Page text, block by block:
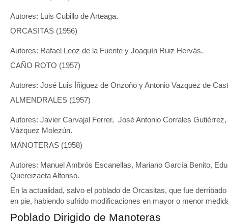
Autores: Luis Cubillo de Arteaga.
ORCASITAS (1956)
Autores: Rafael Leoz de la Fuente y Joaquín Ruiz Hervás.
CAÑO ROTO (1957)
Autores: José Luis Íñiguez de Onzoño y Antonio Vazquez de
ALMENDRALES (1957)
Autores: Javier Carvajal Ferrer, José Antonio Corrales
Vázquez Molezún.
MANOTERAS (1958)
Autores: Manuel Ambrós Escanellas, Mariano García Benito,
Quereizaeta Alfonso.
En la actualidad, salvo el poblado de Orcasitas, que fue
en pie, habiendo sufrido modificaciones en mayor o menor
Poblado Dirigido de Manoteras